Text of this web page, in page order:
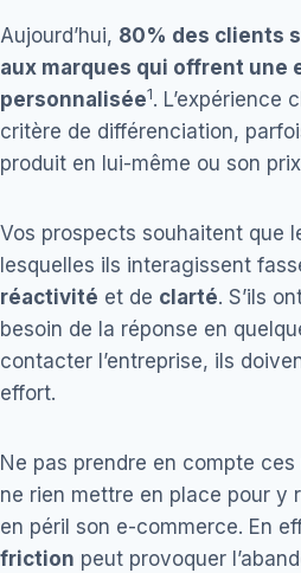
Aujourd’hui, 80% des clients
aux marques qui offrent une
personnalisée1. L’expérience
critère de différenciation,
produit en lui-même ou son
Vos prospects souhaitent que
lesquelles ils interagissent
réactivité et de clarté. S’ils
besoin de la réponse en
contacter l’entreprise, ils
effort.
Ne pas prendre en compte
ne rien mettre en place pour y
en péril son e-commerce. En
friction peut provoquer